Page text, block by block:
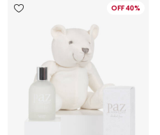
40% OFF